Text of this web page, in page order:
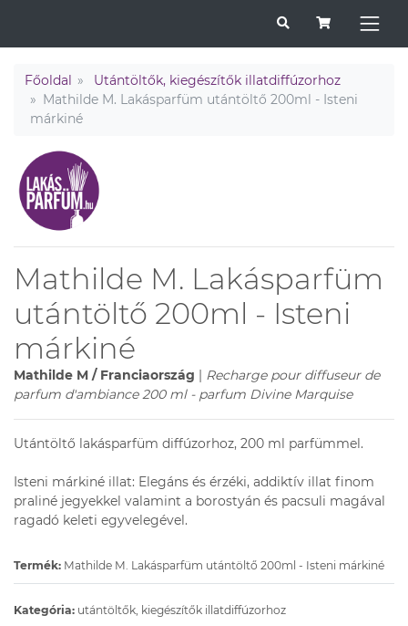
Főoldal
Utántöltők, kiegészítők illatdiffúzorhoz
Mathilde M. Lakásparfüm utántöltő 200ml - Isteni
márkiné
Mathilde M. Lakásparfüm
utántöltő 200ml - Isteni
márkiné
Mathilde M / Franciaország | Recharge pour diffuseur de
parfum d'ambiance 200 ml - parfum Divine Marquise
Utántöltő lakásparfüm diffúzorhoz, 200 ml parfümmel.
Isteni márkiné illat: Elegáns és érzéki, addiktív illat finom
praliné jegyekkel valamint a borostyán és pacsuli magával
ragadó keleti egyvelegével.
Termék: Mathilde M. Lakásparfüm utántöltő 200ml - Isteni márkiné
Kategória: utántöltők, kiegészítők illatdiffúzorhoz